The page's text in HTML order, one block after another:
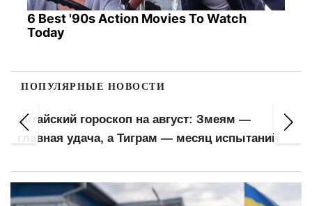
6 Best '90s Action Movies To Watch
Today
ПОПУЛЯРНЫЕ НОВОСТИ
гороскоп на август: Змеям —
удача, а Тиграм — месяц испытаний